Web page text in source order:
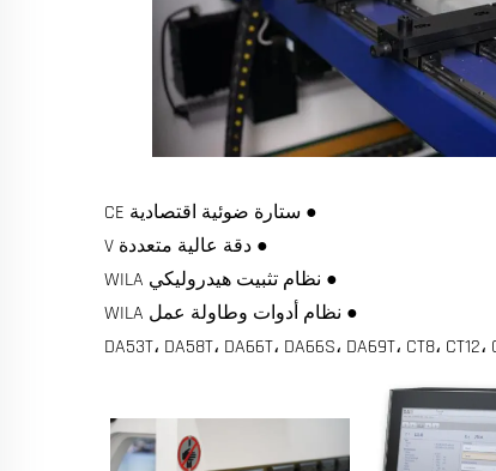
● ستارة ضوئية اقتصادية CE
● دقة عالية متعددة V
● نظام تثبيت هيدروليكي WILA
● نظام أدوات وطاولة عمل WILA